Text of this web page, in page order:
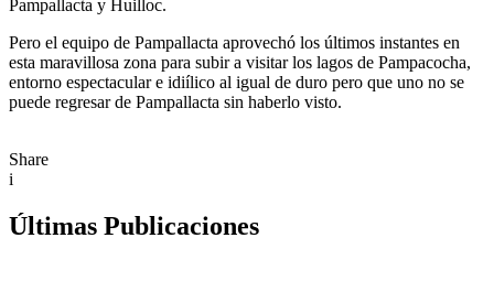
Pampallacta y Huilloc.
Pero el equipo de Pampallacta aprovechó los últimos instantes en
esta maravillosa zona para subir a visitar los lagos de Pampacocha,
entorno espectacular e idiílico al igual de duro pero que uno no se
puede regresar de Pampallacta sin haberlo visto.
Share
i
Últimas Publicaciones